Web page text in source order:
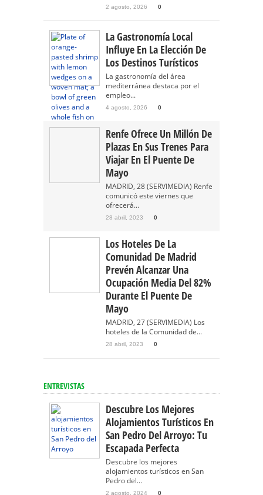
2 agosto, 2026 0
La Gastronomía Local
Influye En La Elección De
Los Destinos Turísticos
La gastronomía del área
mediterránea destaca por el
empleo...
4 agosto, 2026 0
Renfe Ofrece Un Millón De
Plazas En Sus Trenes Para
Viajar En El Puente De
Mayo
MADRID, 28 (SERVIMEDIA) Renfe
comunicó este viernes que
ofrecerá...
28 abril, 2023 0
Los Hoteles De La
Comunidad De Madrid
Prevén Alcanzar Una
Ocupación Media Del 82%
Durante El Puente De
Mayo
MADRID, 27 (SERVIMEDIA) Los
hoteles de la Comunidad de...
28 abril, 2023 0
ENTREVISTAS
Descubre Los Mejores
Alojamientos Turísticos En
San Pedro Del Arroyo: Tu
Escapada Perfecta
Descubre los mejores
alojamientos turísticos en San
Pedro del...
2 agosto, 2024 0